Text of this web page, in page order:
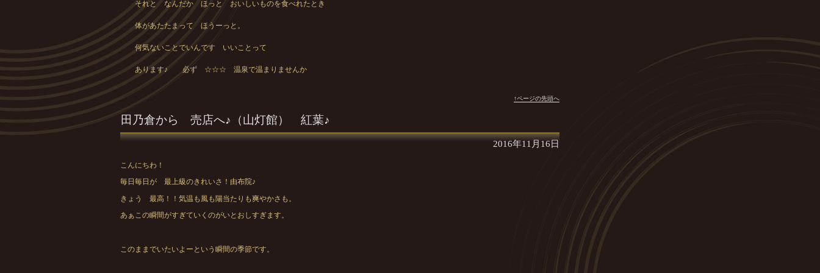
それと なんだか ほっと おいしいものを食べれたとき
体があたたまって ほうーっと。
何気ないことでいんです いいことって
あります♪ 必ず ☆☆☆ 温泉で温まりませんか
↑ページの先頭へ
田乃倉から 売店へ♪（山灯館） 紅葉♪
2016年11月16日
こんにちわ！
毎日毎日が 最上級のきれいさ！由布院♪
きょう 最高！！気温も風も陽当たりも爽やかさも。
あぁこの瞬間がすぎていくのがいとおしすぎます。
このままでいたいよーという瞬間の季節です。